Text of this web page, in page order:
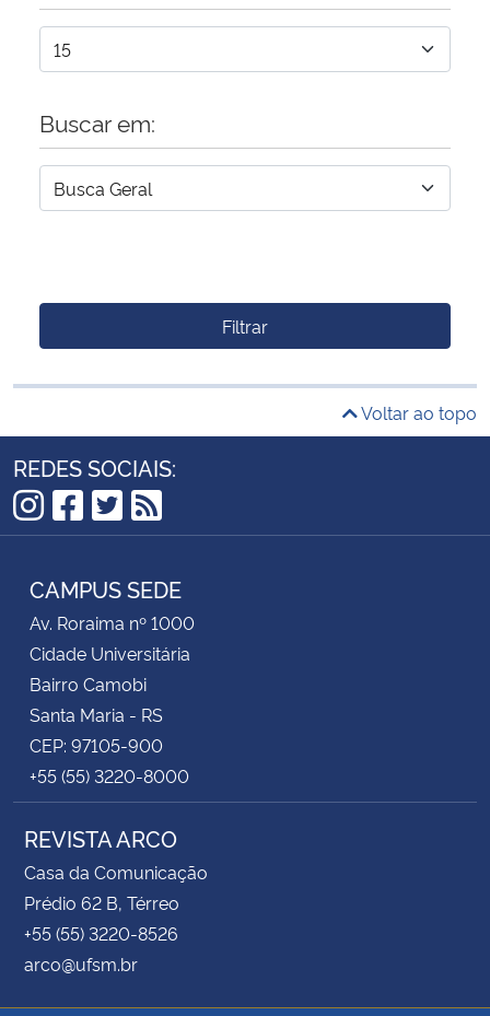
Buscar em:
Filtrar
Voltar ao topo
REDES SOCIAIS:
Instagram
Facebook
Twitter
RSS
CAMPUS SEDE
Av. Roraima nº 1000
Cidade Universitária
Bairro Camobi
Santa Maria - RS
CEP: 97105-900
+55 (55) 3220-8000
REVISTA ARCO
Casa da Comunicação
Prédio 62 B, Térreo
+55 (55) 3220-8526
arco@ufsm.br